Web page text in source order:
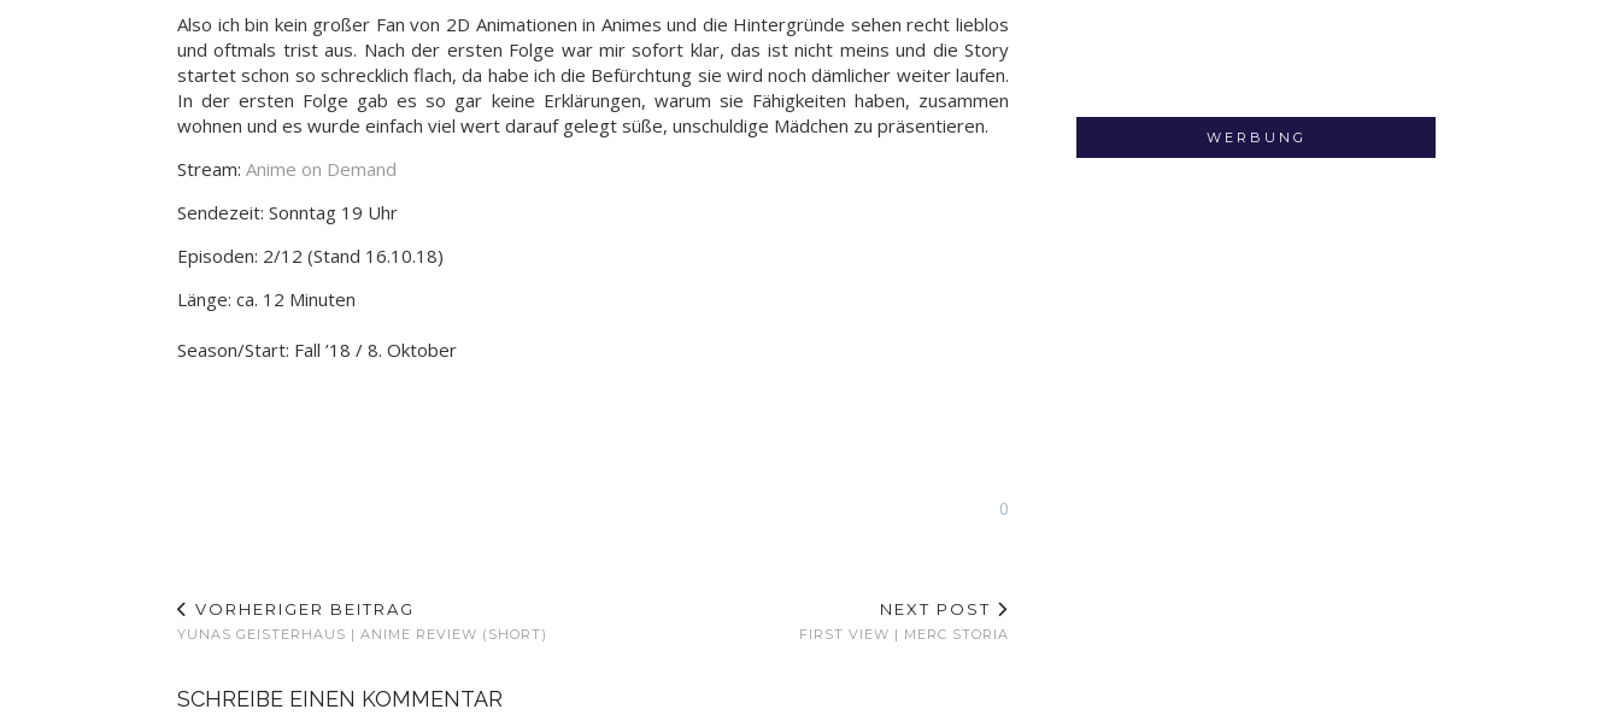
Also ich bin kein großer Fan von 2D Animationen in Animes und die Hintergründe sehen recht lieblos
und oftmals trist aus. Nach der ersten Folge war mir sofort klar, das ist nicht meins und die Story
startet schon so schrecklich flach, da habe ich die Befürchtung sie wird noch dämlicher weiter laufen.
In der ersten Folge gab es so gar keine Erklärungen, warum sie Fähigkeiten haben, zusammen
wohnen und es wurde einfach viel wert darauf gelegt süße, unschuldige Mädchen zu präsentieren.
Stream: Anime on Demand
Sendezeit: Sonntag 19 Uhr
Episoden: 2/12 (Stand 16.10.18)
Länge: ca. 12 Minuten
Season/Start: Fall ’18 / 8. Oktober
0
VORHERIGER BEITRAG
YUNAS GEISTERHAUS | ANIME REVIEW (SHORT)
NEXT POST
FIRST VIEW | MERC STORIA
SCHREIBE EINEN KOMMENTAR
WERBUNG